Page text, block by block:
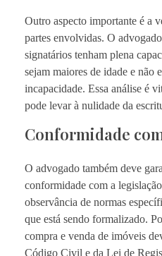
Outro aspecto importante é a
partes envolvidas. O
signatários tenham plena
sejam maiores de idade e não
incapacidade. Essa análise é
pode levar à nulidade da
Conformidade
O advogado também deve
conformidade com a
observância de normas
que está sendo formalizado.
compra e venda de imóveis
Código Civil e da Lei de